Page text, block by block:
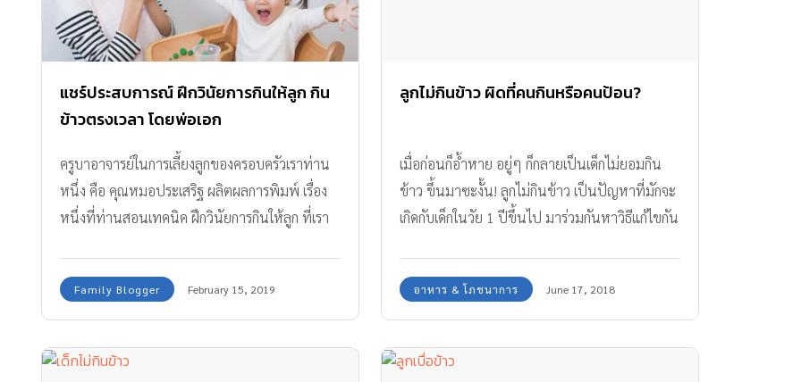
แชร์ประสบการณ์ ฝึกวินัยการกินให้ลูก กิน
ข้าวตรงเวลา โดยพ่อเอก
ครูบาอาจารย์ในการเลี้ยงลูกของครอบครัวเราท่าน
หนึ่ง คือ คุณหมอประเสริฐ ผลิตผลการพิมพ์ เรื่อง
หนึ่งที่ท่านสอนเทคนิค ฝึกวินัยการกินให้ลูก ที่เรา
Family Blogger February 15, 2019
ลูกไม่กินข้าว ผิดที่คนกินหรือคนป้อน?
เมื่อก่อนก็อ้ำหาย อยู่ๆ ก็กลายเป็นเด็กไม่ยอมกิน
ข้าว ขึ้นมาซะงั้น! ลูกไม่กินข้าว เป็นปัญหาที่มักจะ
เกิดกับเด็กในวัย 1 ปีขึ้นไป มาร่วมกันหาวิธีแก้ไขกัน
อาหาร & โภชนาการ June 17, 2018